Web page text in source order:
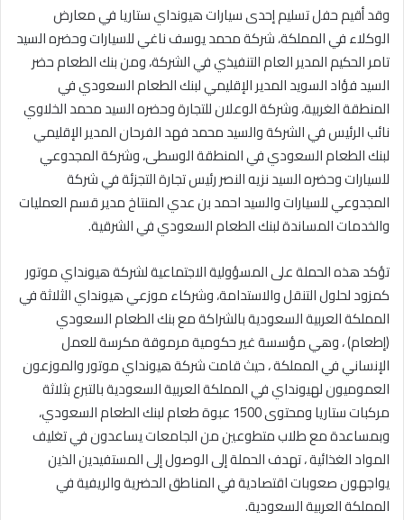
وقد أقيم حفل تسليم إحدى سيارات هيونداي ستاريا في معارض
الوكلاء في المملكة، شركة محمد يوسف ناغي للسيارات وحضره السيد
تامر الحكيم المدير العام التنفيذي في الشركة، ومن بنك الطعام حضر
السيد فؤاد السويد المدير الإقليمي لبنك الطعام السعودي في
المنطقة الغربية، وشركة الوعلان للتجارة وحضره السيد محمد الخلاوي
نائب الرئيس في الشركة والسيد محمد فهد الفرحان المدير الإقليمي
لبنك الطعام السعودي في المنطقة الوسطى، وشركة المجدوعي
للسيارات وحضره السيد نزيه النصر رئيس تجارة التجزئة في شركة
المجدوعي للسيارات والسيد احمد بن عدي المنتاخ مدير قسم العمليات
والخدمات المساندة لبنك الطعام السعودي في الشرقية.
تؤكد هذه الحملة على المسؤولية الاجتماعية لشركة هيونداي موتور
كمزود لحلول التنقل والاستدامة، وشركاء موزعي هيونداي الثلاثة في
المملكة العربية السعودية بالشراكة مع بنك الطعام السعودي
(إطعام) ، وهي مؤسسة غير حكومية مرموقة مكرسة للعمل
الإنساني في المملكة ، حيث قامت شركة هيونداي موتور والموزعون
العموميون لهيونداي في المملكة العربية السعودية بالتبرع بثلاثة
مركبات ستاريا ومحتوى 1500 عبوة طعام لبنك الطعام السعودي،
وبمساعدة مع طلاب متطوعين من الجامعات يساعدون في تغليف
المواد الغذائية ، تهدف الحملة إلى الوصول إلى المستفيدين الذين
يواجهون صعوبات اقتصادية في المناطق الحضرية والريفية في
المملكة العربية السعودية.